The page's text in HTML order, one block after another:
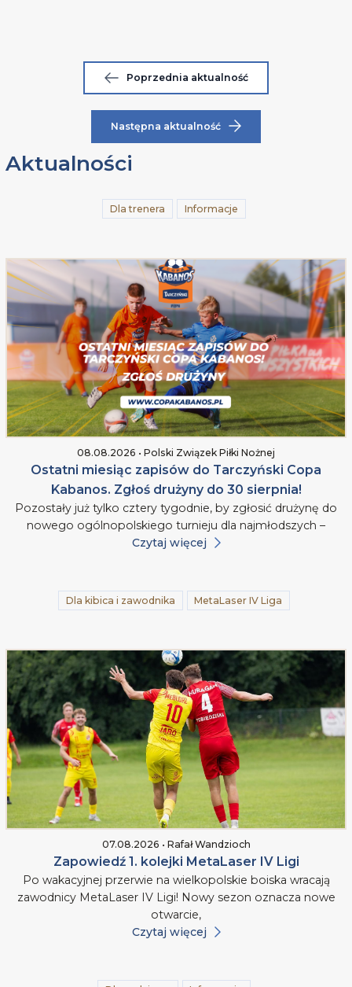
Poprzednia aktualność
Następna aktualność
Aktualności
Dla trenera Informacje
08.08.2026 • Polski Związek Piłki Nożnej
Ostatni miesiąc zapisów do Tarczyński Copa
Kabanos. Zgłoś drużyny do 30 sierpnia!
Pozostały już tylko cztery tygodnie, by zgłosić drużynę do
nowego ogólnopolskiego turnieju dla najmłodszych –
Czytaj więcej
Dla kibica i zawodnika MetaLaser IV Liga
07.08.2026 • Rafał Wandzioch
Zapowiedź 1. kolejki MetaLaser IV Ligi
Po wakacyjnej przerwie na wielkopolskie boiska wracają
zawodnicy MetaLaser IV Ligi! Nowy sezon oznacza nowe
otwarcie,
Czytaj więcej